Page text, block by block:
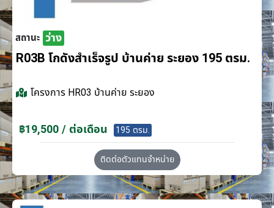
สถานะ ว่าง
R03B โกดังสำเร็จรูป บ้านค่าย ระยอง 195 ตรม.
โครงการ HR03 บ้านค่าย ระยอง
฿19,500 / ต่อเดือน 195 ตรม.
ติดต่อตัวแทนจำหน่าย